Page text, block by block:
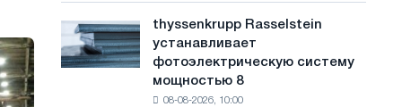
з
ы
к
угрожает
безопасности
thyssenkrupp
Rasselstein
устанавливает
фотоэлектрическую
thyssenkrupp Rasselstein
устанавливает
фотоэлектрическую систему
мощностью 8
08-08-2026, 10:00